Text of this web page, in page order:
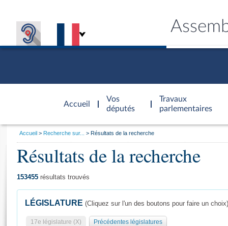
Accueil
d'accueil
Vos
députés
Travaux
parlementaires
Général
Vous
Accueil Recherche sur... Résultats de la recherche
Résultats de la recherche
153455 résultats trouvés
LÉGISLATURE (Cliquez sur l'un des boutons pour faire un choix)
17e législature (X) Précédentes législatures